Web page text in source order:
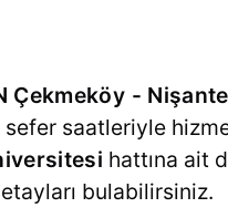
Çekmeköy -
sefer saatleriyle
hattına ait
bulabilirsiniz.